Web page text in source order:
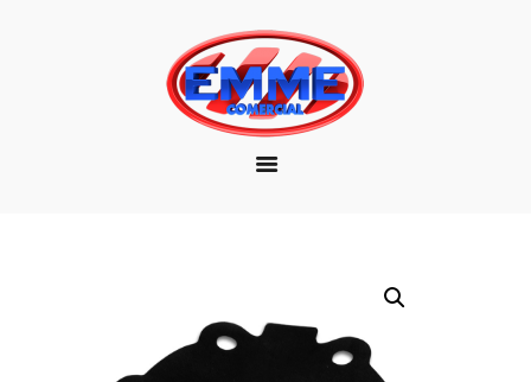
EMPRESA
MARCAS
PRODUTOS